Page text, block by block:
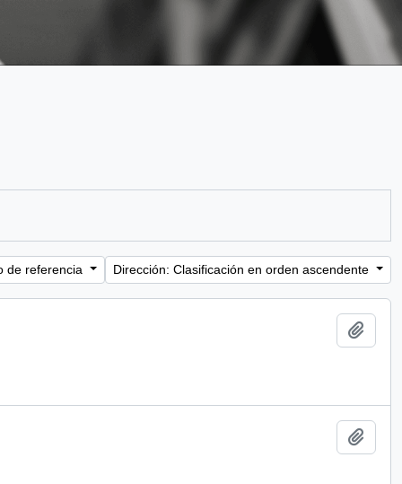
de referencia Dirección: Clasificación en orden ascendente